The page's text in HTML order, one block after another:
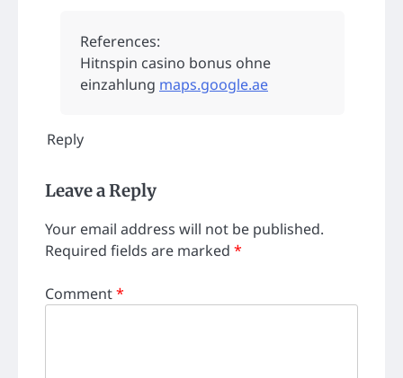
References:
Hitnspin casino bonus ohne
einzahlung maps.google.ae
Reply
Leave a Reply
Your email address will not be published.
Required fields are marked *
Comment*